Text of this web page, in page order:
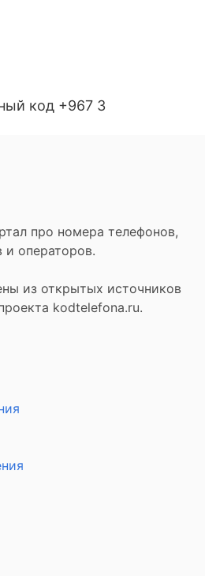
код +967 3
про номера телефонов,
и операторов.
из открытых источников
kodtelefona.ru.